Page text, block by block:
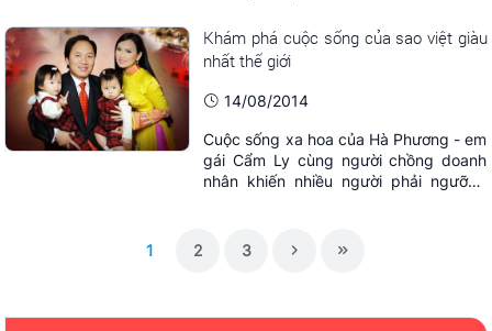
không ngại cái mới, luôn tìm tòi những
con đường chưa ai đi để khai phá, mở
ra hướng kinh doanh của riêng
mình...đó là nữ doanh nhân Phạm Thị
Quỳnh Mai – Giám ...
Khám phá cuộc sống của sao việt giàu
nhất thế giới
14/08/2014
Cuộc sống xa hoa của Hà Phương - em
gái Cẩm Ly cùng người chồng doanh
nhân khiến nhiều người phải ngưỡng
1 2 3